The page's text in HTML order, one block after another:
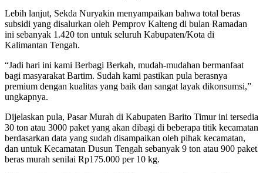
Lebih lanjut, Sekda Nuryakin menyampaikan bahwa total beras
subsidi yang disalurkan oleh Pemprov Kalteng di bulan Ramadan
ini sebanyak 1.420 ton untuk seluruh Kabupaten/Kota di
Kalimantan Tengah.
“Jadi hari ini kami Berbagi Berkah, mudah-mudahan bermanfaat
bagi masyarakat Bartim. Sudah kami pastikan pula berasnya
premium dengan kualitas yang baik dan sangat layak dikonsumsi,”
ungkapnya.
Dijelaskan pula, Pasar Murah di Kabupaten Barito Timur ini tersedia
30 ton atau 3000 paket yang akan dibagi di beberapa titik kecamatan
berdasarkan data yang sudah disampaikan oleh pihak kecamatan,
dan untuk Kecamatan Dusun Tengah sebanyak 9 ton atau 900 paket
beras murah senilai Rp175.000 per 10 kg.